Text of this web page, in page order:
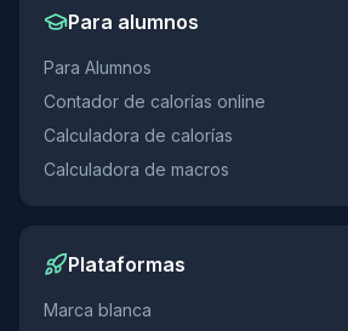
Para alumnos
Para Alumnos
Contador de calorías online
Calculadora de calorías
Calculadora de macros
Plataformas
Marca blanca